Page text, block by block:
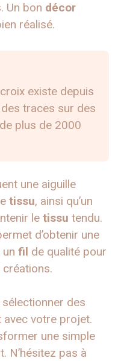
Un bon décor
réalisé.
existe depuis
des traces sur des
plus de 2000
une aiguille
tissu, ainsi qu’un
le tissu tendu.
d’obtenir une
fil de qualité pour
des
avec votre projet.
une simple
N’hésitez pas à